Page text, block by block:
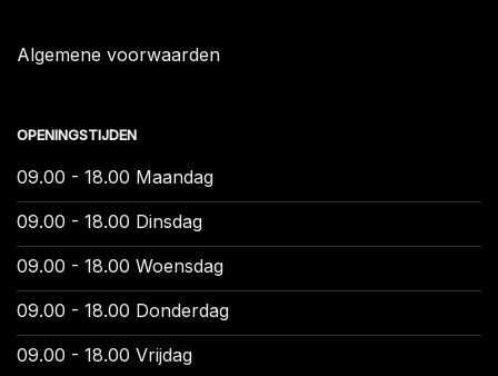
Algemene voorwaarden
OPENINGSTIJDEN
09.00 - 18.00 Maandag
09.00 - 18.00 Dinsdag
09.00 - 18.00 Woensdag
09.00 - 18.00 Donderdag
09.00 - 18.00 Vrijdag